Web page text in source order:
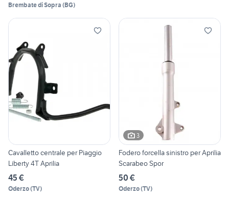
Brembate di Sopra (BG)
Cavalletto centrale per Piaggio
Liberty 4T Aprilia
45 €
Oderzo(TV)
3
Fodero forcella sinistro per Aprilia
Scarabeo Spor
50 €
Oderzo(TV)